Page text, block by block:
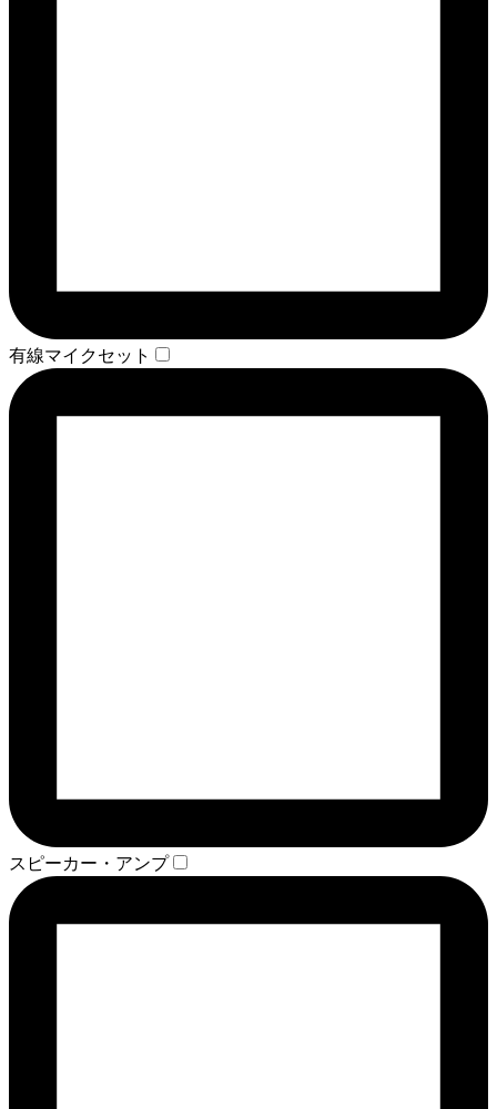
有線マイクセット
スピーカー・アンプ